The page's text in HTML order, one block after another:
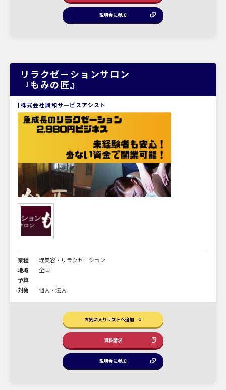
説明会に参加
リラクゼーションサロン
『もみの匠』
株式会社興和サービスアシスト
業種
理美容・リラクゼーション
地域
全国
予算
対象
個人・法人
お気に入りリストへ追加
資料請求
説明会に参加